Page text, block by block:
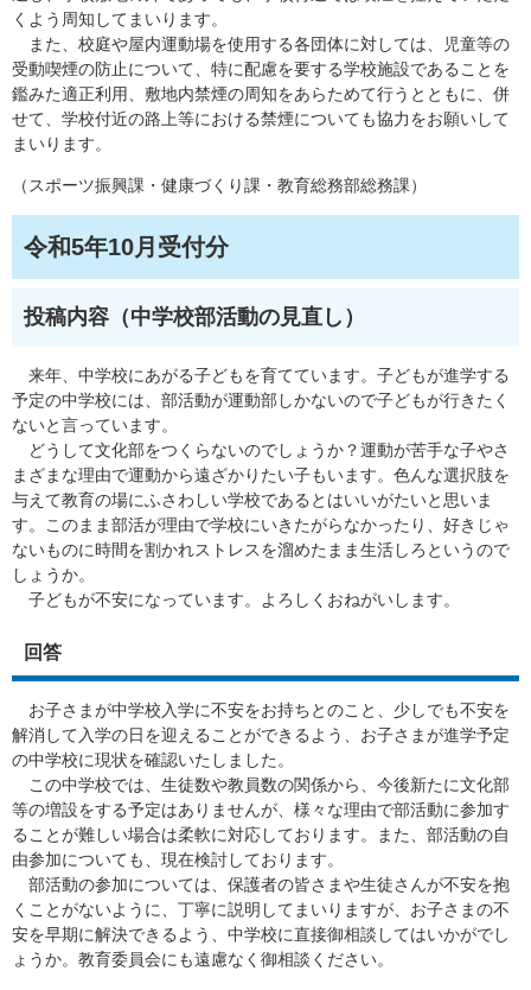
くよう周知してまいります。
また、校庭や屋内運動場を使用する各団体に対しては、児童等の
受動喫煙の防止について、特に配慮を要する学校施設であることを
鑑みた適正利用、敷地内禁煙の周知をあらためて行うとともに、併
せて、学校付近の路上等における禁煙についても協力をお願いして
まいります。
（スポーツ振興課・健康づくり課・教育総務部総務課）
令和5年10月受付分
投稿内容（中学校部活動の見直し）
来年、中学校にあがる子どもを育てています。子どもが進学する
予定の中学校には、部活動が運動部しかないので子どもが行きたく
ないと言っています。
どうして文化部をつくらないのでしょうか？運動が苦手な子やさ
まざまな理由で運動から遠ざかりたい子もいます。色んな選択肢を
与えて教育の場にふさわしい学校であるとはいいがたいと思いま
す。このまま部活が理由で学校にいきたがらなかったり、好きじゃ
ないものに時間を割かれストレスを溜めたまま生活しろというので
しょうか。
子どもが不安になっています。よろしくおねがいします。
回答
お子さまが中学校入学に不安をお持ちとのこと、少しでも不安を
解消して入学の日を迎えることができるよう、お子さまが進学予定
の中学校に現状を確認いたしました。
この中学校では、生徒数や教員数の関係から、今後新たに文化部
等の増設をする予定はありませんが、様々な理由で部活動に参加す
ることが難しい場合は柔軟に対応しております。また、部活動の自
由参加についても、現在検討しております。
部活動の参加については、保護者の皆さまや生徒さんが不安を抱
くことがないように、丁寧に説明してまいりますが、お子さまの不
安を早期に解決できるよう、中学校に直接御相談してはいかがでし
ょうか。教育委員会にも遠慮なく御相談ください。